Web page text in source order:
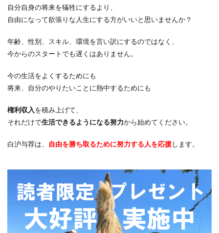
自分自身の将来を犠牲にするより、
自由になって欲張りな人生にする方がいいと思いませんか？
年齢、性別、スキル、環境を言い訳にするのではなく、
今からのスタートでも遅くはありません。
今の生活をよくするためにも
将来、自分のやりたいことに熱中するためにも
権利収入を積み上げて、
それだけで生活できるようになる努力から始めてください。
白沪与荐は、 自由を勝ち取るために努力する人を応援します。